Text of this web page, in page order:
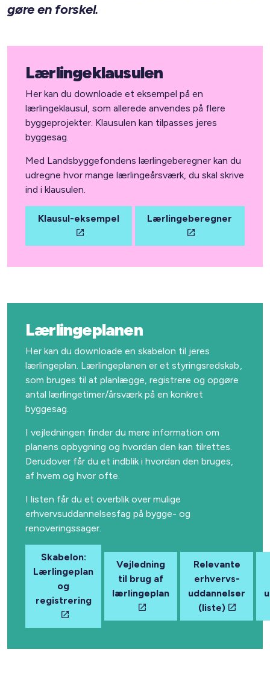
gøre en forskel.
Lærlingeklausulen
Her kan du downloade et eksempel på en
lærlingeklausul, som allerede anvendes på flere
byggeprojekter. Klausulen kan tilpasses jeres
byggesag.
Med Landsbyggefondens lærlingeberegner kan du
udregne hvor mange lærlingeårsværk, du skal skrive
ind i klausulen.
Klausul-eksempel Lærlingeberegner
Lærlingeplanen
Her kan du downloade en skabelon til jeres
lærlingeplan. Lærlingeplanen er et styringsredskab,
som bruges til at planlægge, registrere og opgøre
antal lærlingetimer/årsværk på en konkret
byggesag.
I vejledningen finder du mere information om
planens opbygning og hvordan den kan tilrettes.
Derudover får du et indblik i hvordan den bruges,
af hvem og hvor ofte.
I listen får du et overblik over mulige
erhvervsuddannelsesfag på bygge- og
renoveringssager.
Skabelon:
Lærlingeplan
og
registrering
Vejledning
til brug af
lærlingeplan
Relevante
erhvervs-
uddannelser
(liste)